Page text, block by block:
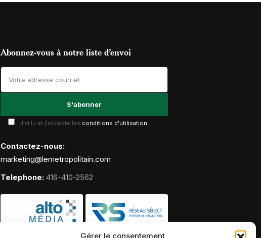
Gérer le consentement
Abonnez-vous à notre liste d’envoi
J'ai lu et j'accepte les conditions d'utilisation
Contactez-nous:
marketing@lemetropolitain.com
Telephone: 416-410-2562